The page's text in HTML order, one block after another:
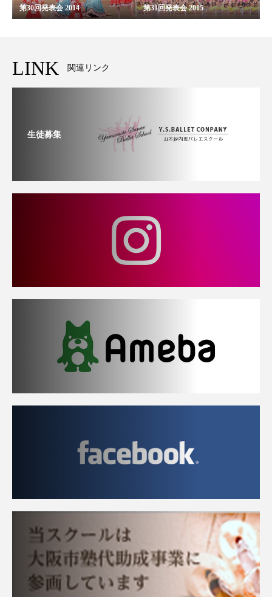
第30回発表会 2014 第31回発表会 2015
LINK 関連リンク
生徒募集